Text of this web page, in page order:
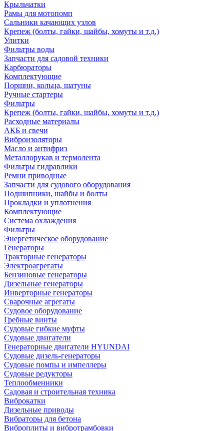
Крыльчатки
Рамы для мотопомп
Сальники качающих узлов
Крепеж (болты, гайки, шайбы, хомуты и т.д.)
Улитки
Фильтры воды
Запчасти для садовой техники
Карбюраторы
Комплектующие
Поршни, кольца, шатуны
Ручные стартеры
Фильтры
Крепеж (болты, гайки, шайбы, хомуты и т.д.)
Расходные материалы
АКБ и свечи
Виброизоляторы
Масло и антифриз
Металлорукав и термолента
Фильтры гидравлики
Ремни приводные
Запчасти для судового оборудования
Подшипники, шайбы и болты
Прокладки и уплотнения
Комплектующие
Система охлаждения
Фильтры
Энергетическое оборудование
Генераторы
Тракторные генераторы
Электроагрегаты
Бензиновые генераторы
Дизельные генераторы
Инверторные генераторы
Сварочные агрегаты
Судовое оборудование
Гребные винты
Судовые гибкие муфты
Судовые двигатели
Генераторные двигатели HYUNDAI
Судовые дизель-генераторы
Судовые помпы и импеллеры
Судовые редукторы
Теплообменники
Садовая и строительная техника
Виброкатки
Дизельные приводы
Вибраторы для бетона
Виброплиты и вибротрамбовки